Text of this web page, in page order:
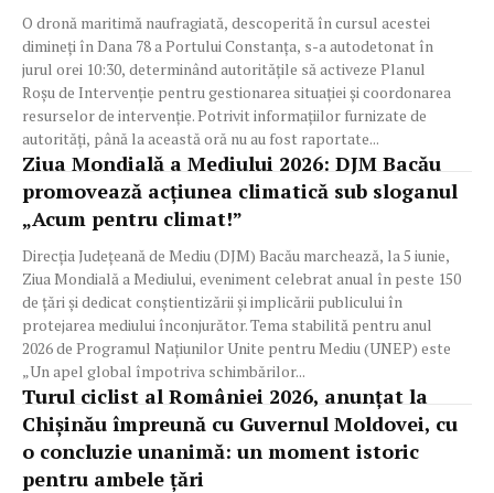
O dronă maritimă naufragiată, descoperită în cursul acestei
dimineți în Dana 78 a Portului Constanța, s-a autodetonat în
jurul orei 10:30, determinând autoritățile să activeze Planul
Roșu de Intervenție pentru gestionarea situației și coordonarea
resurselor de intervenție. Potrivit informațiilor furnizate de
autorități, până la această oră nu au fost raportate...
Ziua Mondială a Mediului 2026: DJM Bacău
promovează acțiunea climatică sub sloganul
„Acum pentru climat!”
Direcția Județeană de Mediu (DJM) Bacău marchează, la 5 iunie,
Ziua Mondială a Mediului, eveniment celebrat anual în peste 150
de țări și dedicat conștientizării și implicării publicului în
protejarea mediului înconjurător. Tema stabilită pentru anul
2026 de Programul Națiunilor Unite pentru Mediu (UNEP) este
„Un apel global împotriva schimbărilor...
Turul ciclist al României 2026, anunțat la
Chișinău împreună cu Guvernul Moldovei, cu
o concluzie unanimă: un moment istoric
pentru ambele țări